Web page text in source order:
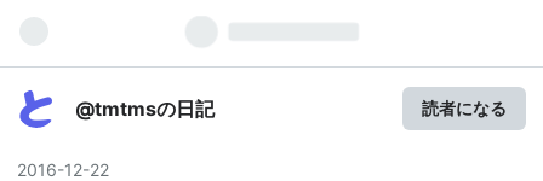
@tmtmsの日記 読者になる
2016-12-22